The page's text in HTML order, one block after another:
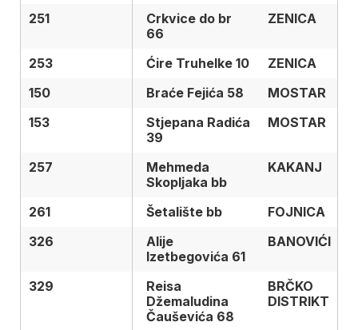
251
Crkvice do br
66
ZENICA
253 Ćire Truhelke 10
ZENICA
150
Braće Fejića 58
MOSTAR
153
Stjepana Radića
39
MOSTAR
257
Mehmeda
Skopljaka bb
KAKANJ
261 Šetalište bb
FOJNICA
326
Alije
Izetbegovića 61
BANOVIĆI
329
Reisa
Džemaludina
Čauševića 68
BRČKO
DISTRIKT
251
253
150
153
257
261
326
329